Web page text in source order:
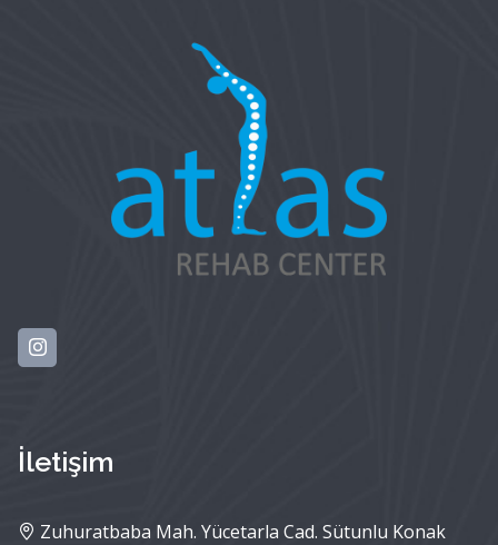
İletişim
Zuhuratbaba Mah. Yücetarla Cad. Sütunlu Konak